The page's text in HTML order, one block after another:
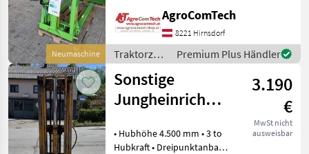
Neumaschine
und robuster Duplex-
Gabelstapler, HOHE SICHT
für die Montage an Trak
AgroComTech
8221 Hirnsdorf
Traktorzubehör
/ Aedes
Premium Plus Händler
Sonstige
Jungheinrich
3.190
€
MwSt nicht
ausweisbar
• Hubhöhe 4.500 mm • 3 to
Hubkraft • Dreipunktanbau